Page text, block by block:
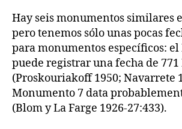
Hay seis monumentos similares
pero tenemos sólo unas pocas
para monumentos específicos:
puede registrar una fecha de 771
(Proskouriakoff 1950; Navarrete
Monumento 7 data
(Blom y La Farge 1926-27:433).